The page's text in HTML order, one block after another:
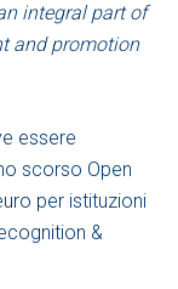
integral part of
and promotion
essere
scorso Open
per istituzioni
&